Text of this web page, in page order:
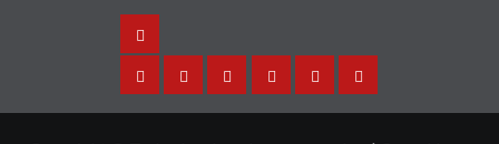
Noticias
SinaloaNacionalInternacionalEspectaculos
TurismoDeportes